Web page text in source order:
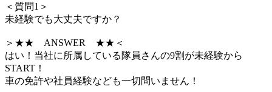
＜質問1＞
未経験でも大丈夫ですか？
＞★★ ANSWER ★★＜
はい！当社に所属している隊員さんの9割が未経験から
START！
車の免許や社員経験なども一切問いません！